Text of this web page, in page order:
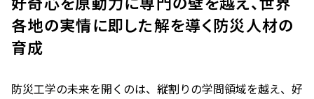
各地の実情に即した解を導く防災人材の
育成
防災工学の未来を開くのは、縦割りの学問領域を越え、好